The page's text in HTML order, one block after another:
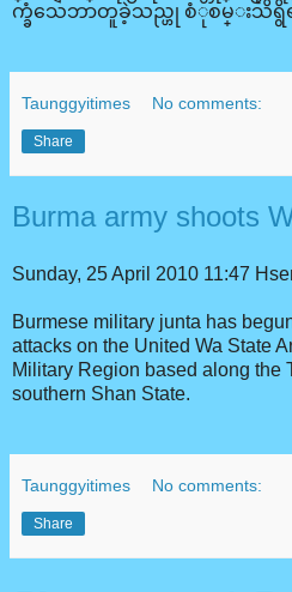
က္ခံသေဘာတူခဲ့သည္ဟု စံုစမ္းသိရွိ
Taunggyitimes No comments:
Share
Burma army shoots
Sunday, 25 April 2010 11:47
Burmese military junta has
attacks on the United Wa State
Military Region based along the
southern Shan State.
Taunggyitimes No comments:
Share